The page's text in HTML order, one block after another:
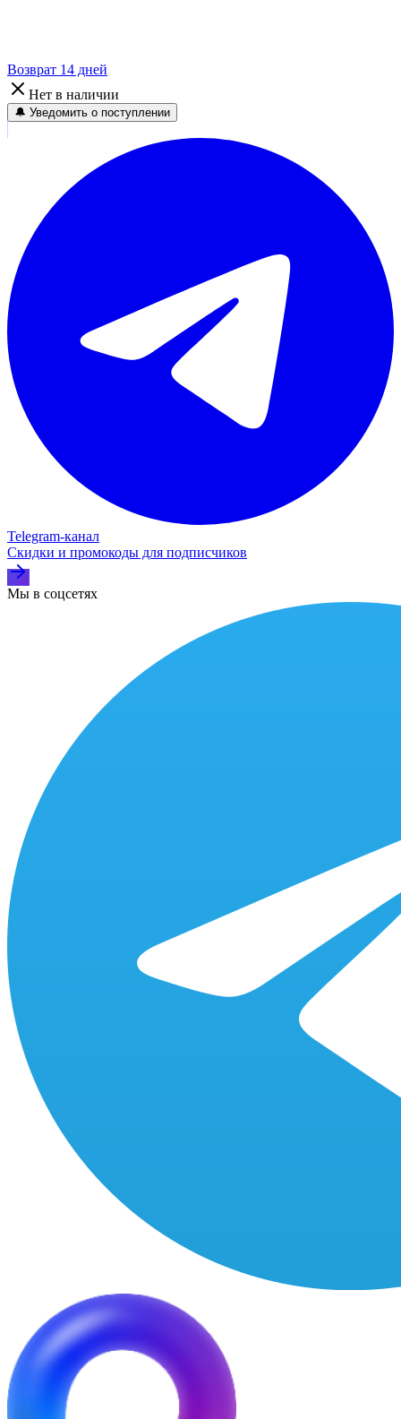
Возврат 14 дней
Нет в наличии
🔔 Уведомить о поступлении
Telegram‑канал
Скидки и промокоды для подписчиков
Мы в соцсетях